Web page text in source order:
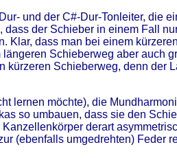
und der C#-Dur-Tonleiter, die
der Schieber in einem Fall
dass man bei einem
Schieberweg aber auch
Schieberweg, denn der
lernen möchte), die
so umbauen, dass sie den
derart
(ebenfalls umgedrehten) Feder